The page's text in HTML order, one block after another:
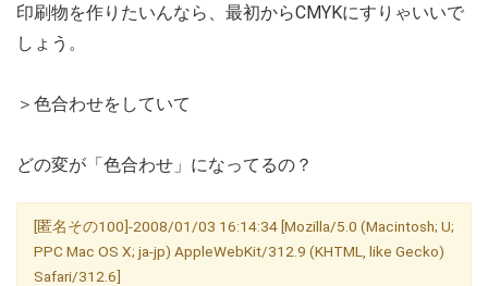
印刷物を作りたいんなら、最初からCMYKにすりゃいいで
しょう。
＞色合わせをしていて
どの変が「色合わせ」になってるの？
[匿名その100]-2008/01/03 16:14:34 [Mozilla/5.0 (Macintosh; U;
PPC Mac OS X; ja-jp) AppleWebKit/312.9 (KHTML, like Gecko)
Safari/312.6]